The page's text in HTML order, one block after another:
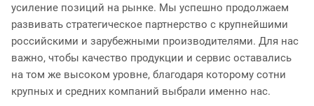
усиление позиций на рынке. Мы успешно продолжаем
развивать стратегическое партнерство с крупнейшими
российскими и зарубежными производителями. Для нас
важно, чтобы качество продукции и сервис оставались
на том же высоком уровне, благодаря которому сотни
крупных и средних компаний выбрали именно нас.